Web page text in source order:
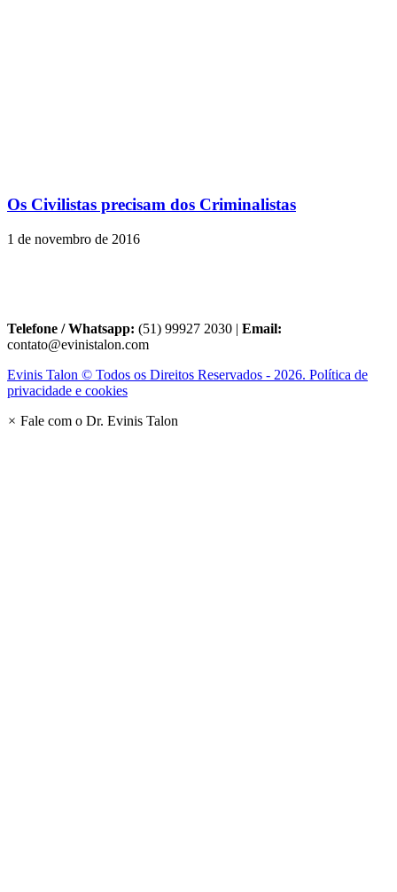
Os Civilistas precisam dos Criminalistas
1 de novembro de 2016
Telefone / Whatsapp: (51) 99927 2030 | Email:
contato@evinistalon.com
Evinis Talon © Todos os Direitos Reservados - 2026. Política de
privacidade e cookies
× Fale com o Dr. Evinis Talon